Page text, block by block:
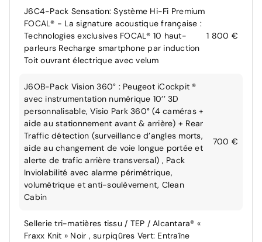
J6C4-Pack Sensation: Système Hi-Fi Premium
FOCAL® - La signature acoustique française :
Technologies exclusives FOCAL® 10 haut-
parleurs Recharge smartphone par induction
Toit ouvrant électrique avec velum
1 800 €
J6OB-Pack Vision 360° : Peugeot iCockpit ®
avec instrumentation numérique 10’’ 3D
personnalisable, Visio Park 360° (4 caméras +
aide au stationnement avant & arrière) + Rear
Traffic détection (surveillance d’angles morts,
aide au changement de voie longue portée et
alerte de trafic arrière transversal) , Pack
Inviolabilité avec alarme périmétrique,
volumétrique et anti-soulèvement, Clean
Cabin
700 €
Sellerie tri-matières tissu / TEP / Alcantara® «
Fraxx Knit » Noir , surpiqûres Vert: Entraîne